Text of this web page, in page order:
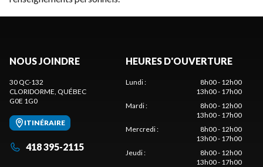
NOUS JOINDRE
30 QC-132
CLORIDORME, QUÉBEC
G0E 1G0
ITINÉRAIRE
418 395-2115
HEURES D'OUVERTURE
Lundi:
8h00 - 12h00
13h00 - 17h00
Mardi:
8h00 - 12h00
13h00 - 17h00
Mercredi:
8h00 - 12h00
13h00 - 17h00
Jeudi:
8h00 - 12h00
13h00 - 17h00